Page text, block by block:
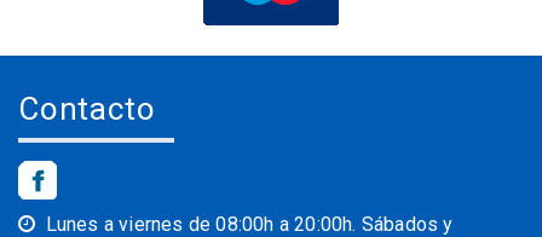
Contacto
Lunes a viernes de 08:00h a 20:00h. Sábados y